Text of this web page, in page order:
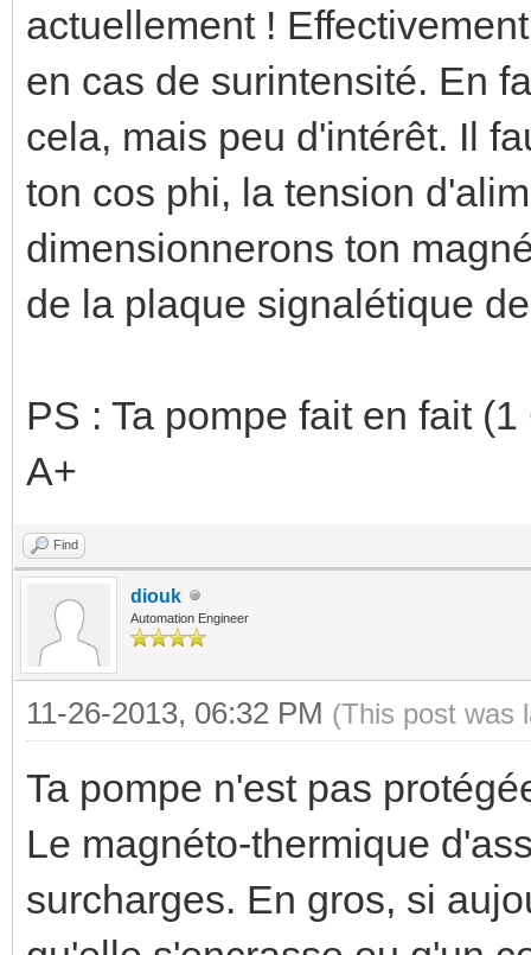
actuellement !
en cas de surintensité. En
cela, mais peu d'intérêt. Il
ton cos phi, la tension
dimensionnerons ton
de la plaque signalétique
PS : Ta pompe fait en fait
A+
Find
diouk
Automation Engineer
11-26-2013, 06:32 PM (This post was
Ta pompe n'est pas
Le magnéto-thermique
surcharges. En gros, si